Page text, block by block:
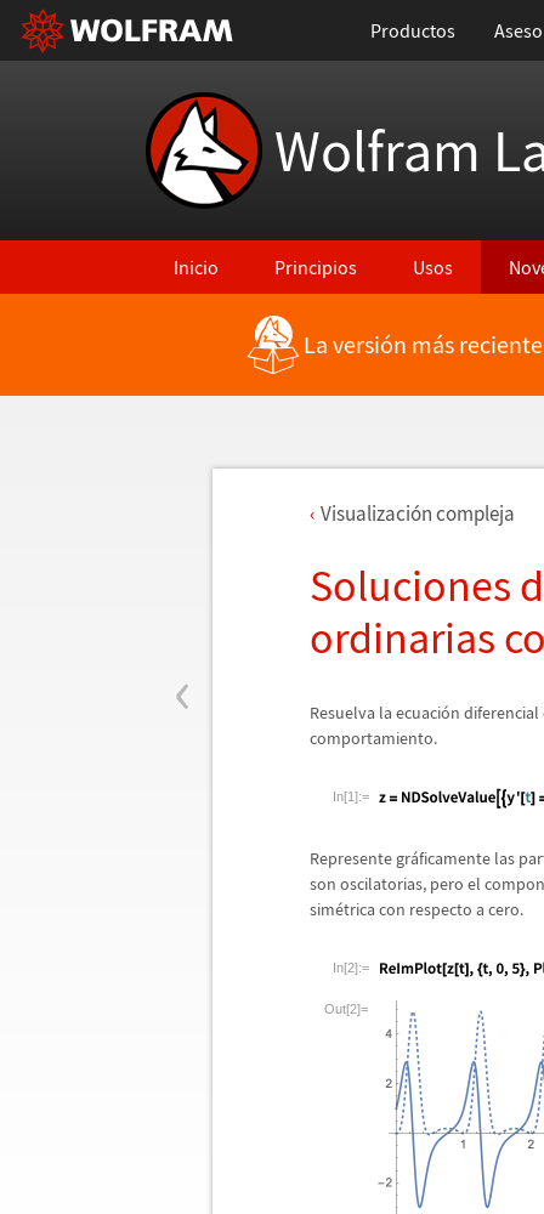
Productos
Wolfram
Inicio Principios Usos
La versión más
‹
Visualización compleja
Soluciones
ordinarias
Resuelva la ecuación
comportamiento.
In[1]:=
Represente gráficamente las
son oscilatorias, pero el
simétrica con respecto a cero.
In[2]:=
Out[2]=